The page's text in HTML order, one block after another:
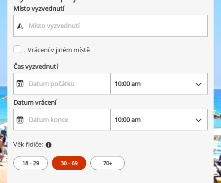
Místo vyzvednutí
Vrácení v jiném místě
Čas vyzvednutí
Datum vrácení
Věk řidiče:
18 - 29 30 - 69 70+